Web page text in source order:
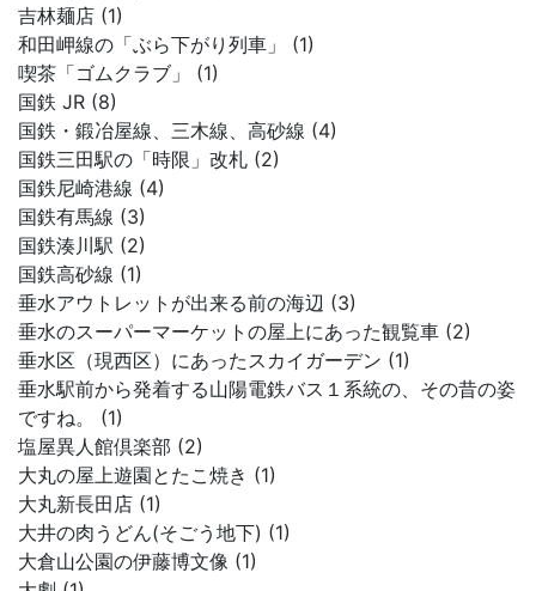
吉林麺店 (1)
和田岬線の「ぶら下がり列車」 (1)
喫茶「ゴムクラブ」 (1)
国鉄 JR (8)
国鉄・鍛冶屋線、三木線、高砂線 (4)
国鉄三田駅の「時限」改札 (2)
国鉄尼崎港線 (4)
国鉄有馬線 (3)
国鉄湊川駅 (2)
国鉄高砂線 (1)
垂水アウトレットが出来る前の海辺 (3)
垂水のスーパーマーケットの屋上にあった観覧車 (2)
垂水区（現西区）にあったスカイガーデン (1)
垂水駅前から発着する山陽電鉄バス１系統の、その昔の姿
ですね。 (1)
塩屋異人館倶楽部 (2)
大丸の屋上遊園とたこ焼き (1)
大丸新長田店 (1)
大井の肉うどん(そごう地下) (1)
大倉山公園の伊藤博文像 (1)